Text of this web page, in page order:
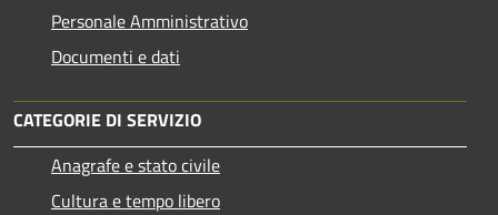
Personale Amministrativo
Documenti e dati
CATEGORIE DI SERVIZIO
Anagrafe e stato civile
Cultura e tempo libero